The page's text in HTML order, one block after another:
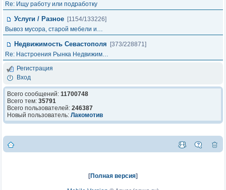
Re: Ищу работу или подработку
Услуги / Разное [1154/133226]
Вывоз мусора, cтарой мебели и…
Недвижимость Севастополя
[373/228871]
Re: Настроения Рынка Недвижим…
Регистрация
Вход
Всего сообщений: 11700748
Всего тем: 35791
Всего пользователей: 246387
Новый пользователь: Лакомотив
[Полная версия]